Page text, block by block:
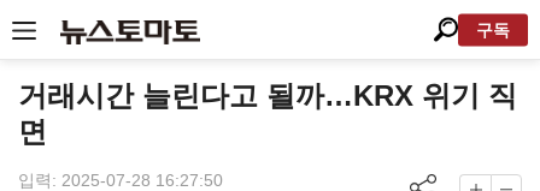
구독
거래시간 늘린다고 될까…KRX 위기 직
면
입력: 2025-07-28 16:27:50